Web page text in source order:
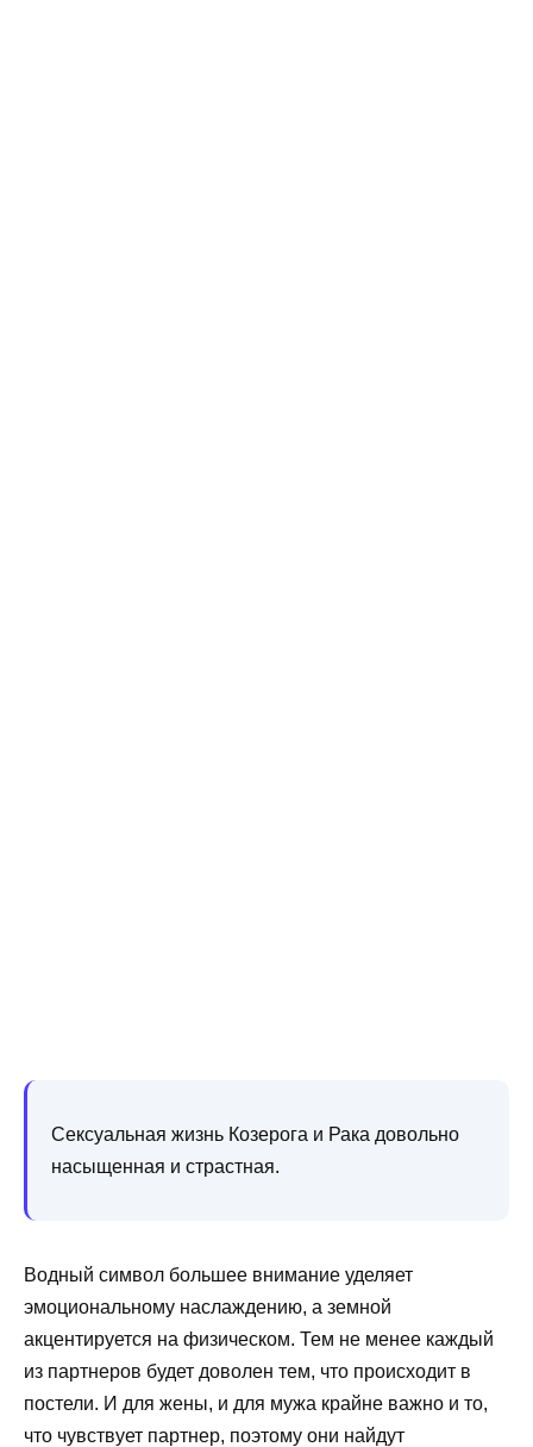
Сексуальная жизнь Козерога и Рака довольно
насыщенная и страстная.
Водный символ большее внимание уделяет
эмоциональному наслаждению, а земной
акцентируется на физическом. Тем не менее каждый
из партнеров будет доволен тем, что происходит в
постели. И для жены, и для мужа крайне важно и то,
что чувствует партнер, поэтому они найдут